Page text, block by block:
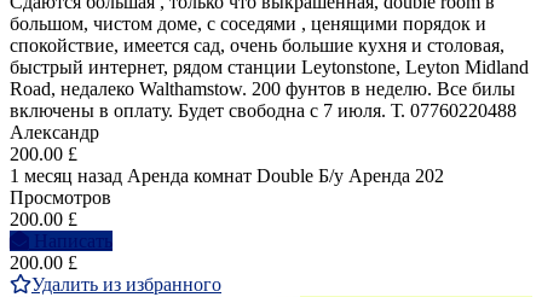
большом, чистом доме, с соседями , ценящими порядок и
спокойствие, имеется сад, очень большие кухня и столовая,
быстрый интернет, рядом станции Leytonstone, Leyton Midland
Road, недалеко Walthamstow. 200 фунтов в неделю. Все билы
включены в оплату. Будет свободна с 7 июля. Т. 07760220488
Александр
200.00 £
1 месяц назад Аренда комнат Double Б/у Аренда 202
Просмотров
200.00 £
Написать
200.00 £
Удалить из избранного